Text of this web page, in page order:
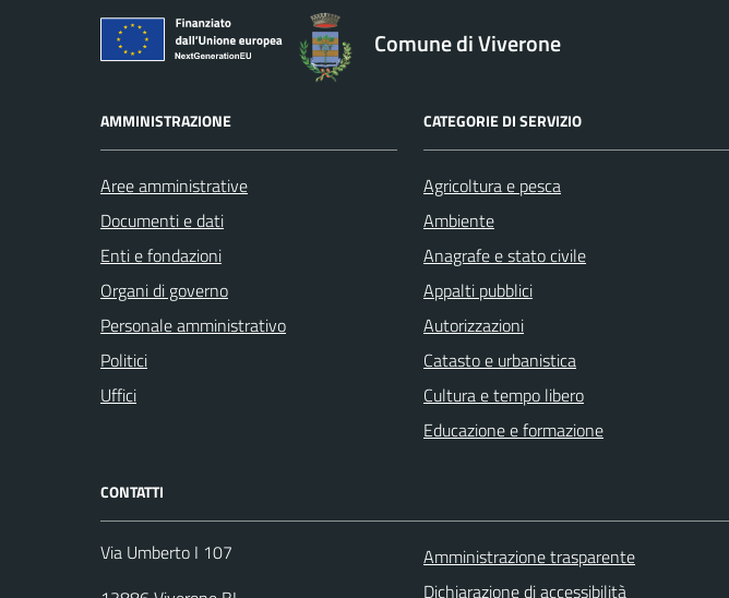
logo Unione Europea
Comune di Viverone
AMMINISTRAZIONE
Aree amministrative
Documenti e dati
Enti e fondazioni
Organi di governo
Personale amministrativo
Politici
Uffici
CATEGORIE DI SERVIZIO
Agricoltura e pesca
Ambiente
Anagrafe e stato civile
Appalti pubblici
Autorizzazioni
Catasto e urbanistica
Cultura e tempo libero
Educazione e formazione
CONTATTI
Via Umberto I 107
Amministrazione trasparente
Dichiarazione di accessibilità